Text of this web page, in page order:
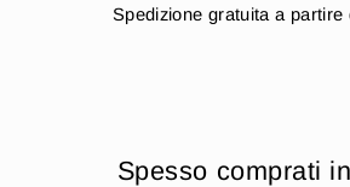
Spedizione gratuita a partire
Spesso comprati